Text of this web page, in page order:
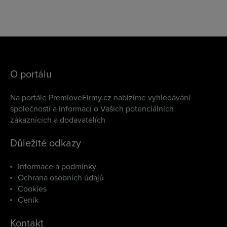
O portálu
Na portále PremioveFirmy.cz nabízíme vyhledávání
společností a informací o Vašich potenciálních
zákaznících a dodavatelích
Důležité odkazy
Informace a podmínky
Ochrana osobních údajů
Cookies
Ceník
Kontakt